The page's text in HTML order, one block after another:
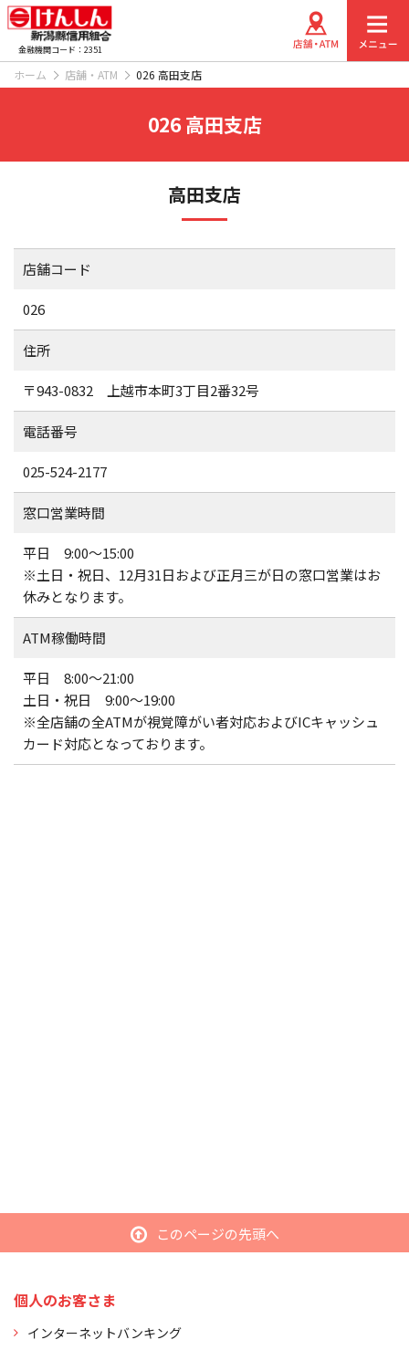
金融機関コード：2351
ホーム 店舗・ATM 026 高田支店
026 高田支店
高田支店
店舗コード
026
住所
〒943-0832 上越市本町3丁目2番32号
電話番号
025-524-2177
窓口営業時間
平日 9:00～15:00
※土日・祝日、12月31日および正月三が日の窓口営業はお
休みとなります。
ATM稼働時間
平日 8:00～21:00
土日・祝日 9:00～19:00
※全店舗の全ATMが視覚障がい者対応およびICキャッシュ
カード対応となっております。
このページの先頭へ
個人のお客さま
インターネットバンキング